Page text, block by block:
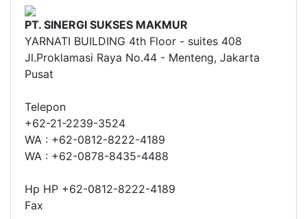
PT. SINERGI SUKSES MAKMUR
YARNATI BUILDING 4th Floor - suites 408
Jl.Proklamasi Raya No.44 - Menteng, Jakarta
Pusat
Telepon
+62-21-2239-3524
WA : +62-0812-8222-4189
WA : +62-0878-8435-4488
Hp HP +62-0812-8222-4189
Fax